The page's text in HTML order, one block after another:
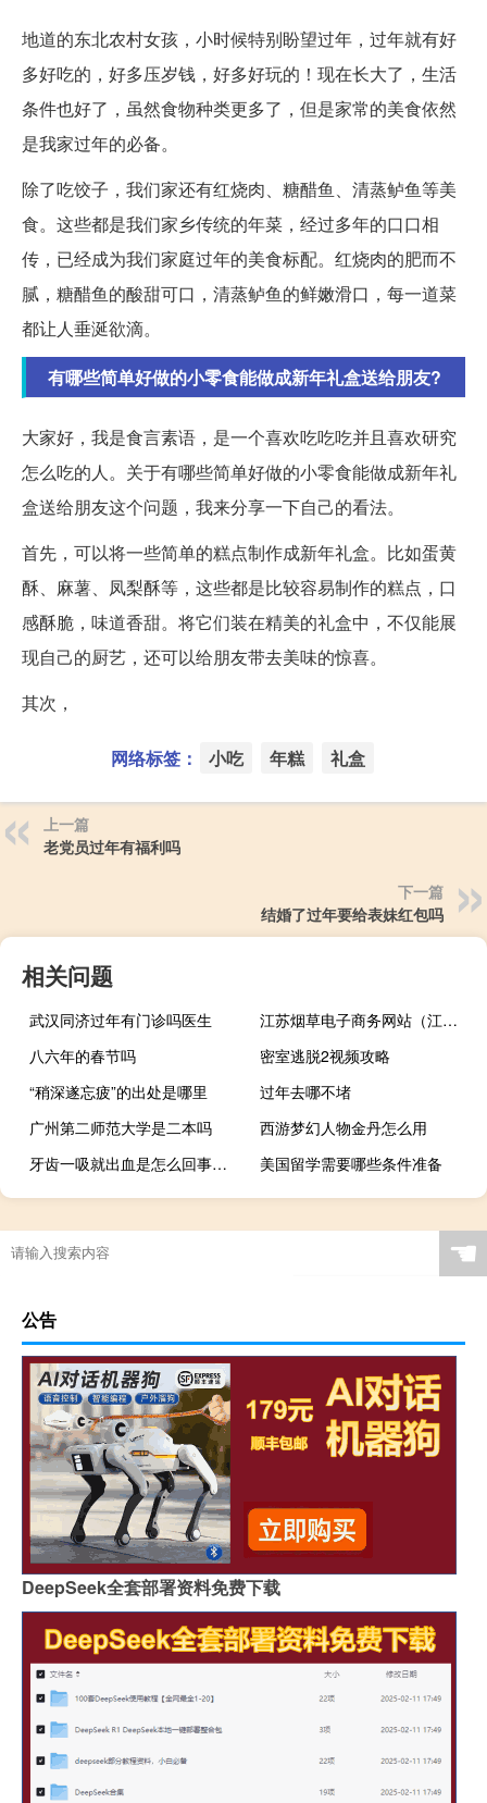
地道的东北农村女孩，小时候特别盼望过年，过年就有好
多好吃的，好多压岁钱，好多好玩的！现在长大了，生活
条件也好了，虽然食物种类更多了，但是家常的美食依然
是我家过年的必备。
除了吃饺子，我们家还有红烧肉、糖醋鱼、清蒸鲈鱼等美
食。这些都是我们家乡传统的年菜，经过多年的口口相
传，已经成为我们家庭过年的美食标配。红烧肉的肥而不
腻，糖醋鱼的酸甜可口，清蒸鲈鱼的鲜嫩滑口，每一道菜
都让人垂涎欲滴。
有哪些简单好做的小零食能做成新年礼盒送给朋友?
大家好，我是食言素语，是一个喜欢吃吃吃并且喜欢研究
怎么吃的人。关于有哪些简单好做的小零食能做成新年礼
盒送给朋友这个问题，我来分享一下自己的看法。
首先，可以将一些简单的糕点制作成新年礼盒。比如蛋黄
酥、麻薯、凤梨酥等，这些都是比较容易制作的糕点，口
感酥脆，味道香甜。将它们装在精美的礼盒中，不仅能展
现自己的厨艺，还可以给朋友带去美味的惊喜。
其次，
网络标签： 小吃 年糕 礼盒
上一篇
老党员过年有福利吗
下一篇
结婚了过年要给表妹红包吗
相关问题
武汉同济过年有门诊吗医生
江苏烟草电子商务网站（江苏烟草网上订货平台）
八六年的春节吗
密室逃脱2视频攻略
“稍深遂忘疲”的出处是哪里
过年去哪不堵
广州第二师范大学是二本吗
西游梦幻人物金丹怎么用
牙齿一吸就出血是怎么回事（牙齿一吸就出血是怎么回事）
美国留学需要哪些条件准备
☚
公告
DeepSeek全套部署资料免费下载